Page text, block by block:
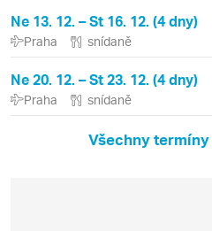
Ne 13. 12. – St 16. 12. (4 dny)
Praha snídaně
Ne 20. 12. – St 23. 12. (4 dny)
Praha snídaně
Všechny